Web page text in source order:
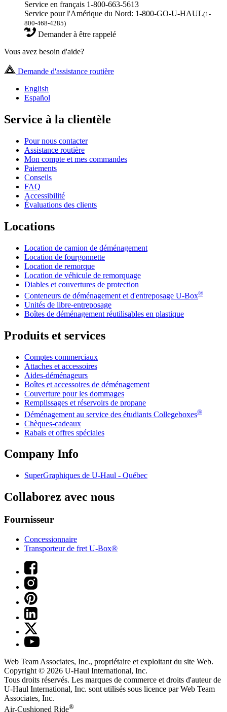
Service en français 1-800-663-5613
Service pour l'Amérique du Nord: 1-800-GO-U-HAUL(1-
800-468-4285)
Demander à être rappelé
Vous avez besoin d'aide?
Demande d'assistance routière
English
Español
Service à la clientèle
Pour nous contacter
Assistance routière
Mon compte et mes commandes
Paiements
Conseils
FAQ
Accessibilité
Évaluations des clients
Locations
Location de camion de déménagement
Location de fourgonnette
Location de remorque
Location de véhicule de remorquage
Diables et couvertures de protection
Conteneurs de déménagement et d'entreposage U-Box®
Unités de libre-entreposage
Boîtes de déménagement réutilisables en plastique
Produits et services
Comptes commerciaux
Attaches et accessoires
Aides-déménageurs
Boîtes et accessoires de déménagement
Couverture pour les dommages
Remplissages et réservoirs de propane
Déménagement au service des étudiants Collegeboxes®
Chèques-cadeaux
Rabais et offres spéciales
Company Info
SuperGraphiques de U-Haul - Québec
Collaborez avec nous
Fournisseur
Concessionnaire
Transporteur de fret U-Box®
Web Team Associates, Inc., propriétaire et exploitant du site Web.
Copyright © 2026 U-Haul International, Inc.
Tous droits réservés. Les marques de commerce et droits d'auteur de
U-Haul International, Inc. sont utilisés sous licence par Web Team
Associates, Inc.
Air-Cushioned Ride®